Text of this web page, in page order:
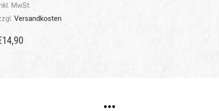
MwSt.
Versandkosten
14,90